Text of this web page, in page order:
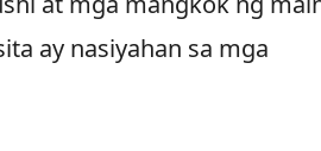
ay nasiyahan sa mga